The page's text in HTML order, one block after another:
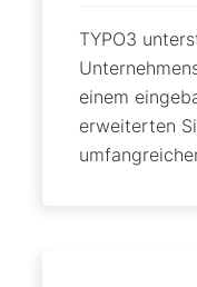
TYPO3
einem
erweiterten